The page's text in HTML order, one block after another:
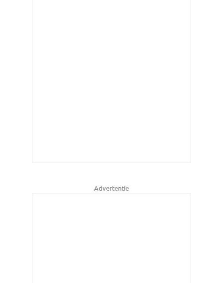
Advertentie